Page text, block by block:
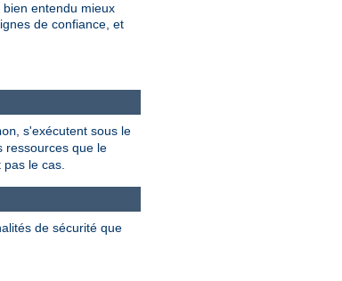
entendu mieux
de confiance, et
, s'exécutent sous le
ressources que le
le cas.
de sécurité que